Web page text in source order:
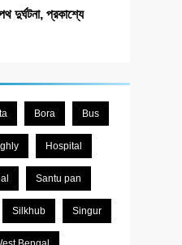
দুর্ঘটনা, প্রকাশ্যে
Bora Bus
Hospital
Santu pan
Silkhub Singur